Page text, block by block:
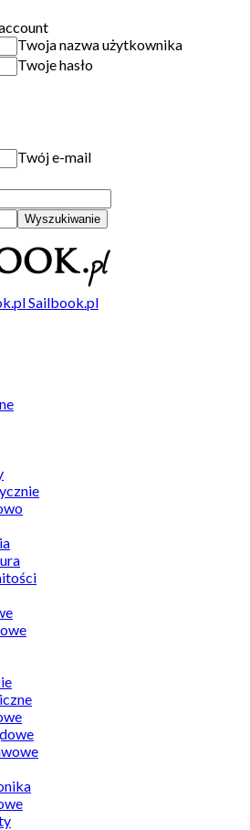
Twoja nazwa użytkownika
Twoje hasło
Twój e-mail
Sailbook.pl